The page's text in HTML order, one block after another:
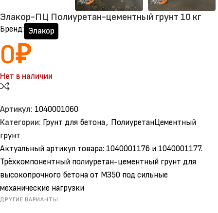
Элакор-ПЦ Полиуретан-цементный грунт 10 кг
Бренд: Элакор
0₽
Нет в наличии
Артикул: 1040001060
Категории: Грунт для бетона, ПолиуретанЦементный
грунт
Актуальный артикул товара: 1040001176 и 1040001177.
Трёхкомпонентный полиуретан-цементный грунт для
высокопрочного бетона от М350 под сильные
механические нагрузки
ДРУГИЕ ВАРИАНТЫ